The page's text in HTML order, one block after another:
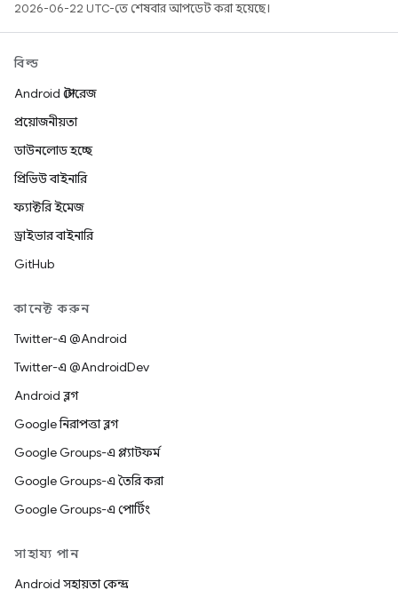
2026-06-22 UTC-তে শেষবার আপডেট করা হয়েছে।
বিল্ড
Android স্টোরেজ
প্রয়োজনীয়তা
ডাউনলোড হচ্ছে
প্রিভিউ বাইনারি
ফ্যাক্টরি ইমেজ
ড্রাইভার বাইনারি
GitHub
কানেক্ট করুন
Twitter-এ @Android
Twitter-এ @AndroidDev
Android ব্লগ
Google নিরাপত্তা ব্লগ
Google Groups-এ প্ল্যাটফর্ম
Google Groups-এ তৈরি করা
Google Groups-এ পোর্টিং
সাহায্য পান
Android সহায়তা কেন্দ্র